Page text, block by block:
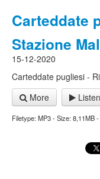
Carteddate
Stazione
15-12-2020
Carteddate pugliesi -
More
Listen
Filetype: MP3 - Size: 8,11MB